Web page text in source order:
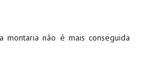
montaria não é mais conseguida